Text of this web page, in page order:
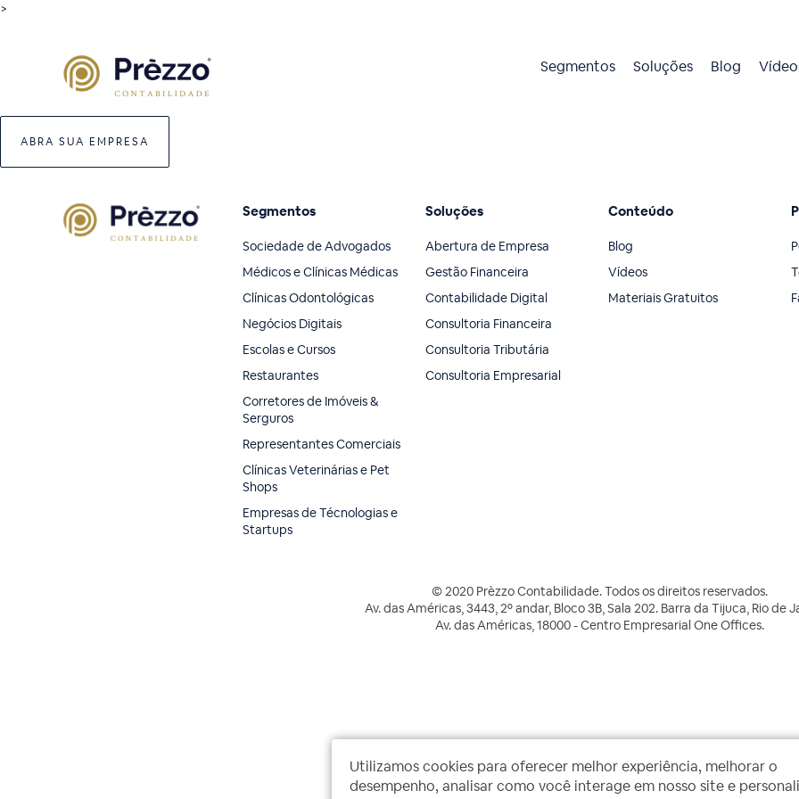
>
Utilizamos cookies para oferecer melhor experiência, melhorar o
desempenho, analisar como você interage em nosso site e
Segmentos Soluções Blog
ABRA SUA EMPRESA
Segmentos
Sociedade de Advogados
Médicos e Clínicas Médicas
Clínicas Odontológicas
Negócios Digitais
Escolas e Cursos
Restaurantes
Corretores de Imóveis &
Serguros
Representantes Comerciais
Clínicas Veterinárias e Pet
Shops
Empresas de Técnologias e
Startups
Soluções
Abertura de Empresa
Gestão Financeira
Contabilidade Digital
Consultoria Financeira
Consultoria Tributária
Consultoria Empresarial
Conteúdo
Blog
Vídeos
Materiais Gratuitos
© 2020 Prèzzo Contabilidade. Todos os direitos reservados.
Av. das Américas, 3443, 2º andar, Bloco 3B, Sala 202. Barra da Tijuca, Rio de
Av. das Américas, 18000 - Centro Empresarial One Offices.